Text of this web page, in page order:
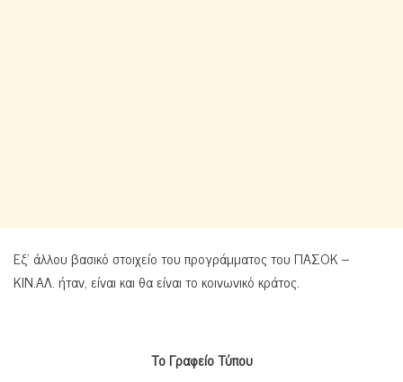
Εξ’ άλλου βασικό στοιχείο του προγράμματος του ΠΑΣΟΚ –
ΚΙΝ.ΑΛ. ήταν, είναι και θα είναι το κοινωνικό κράτος.
Το Γραφείο Τύπου